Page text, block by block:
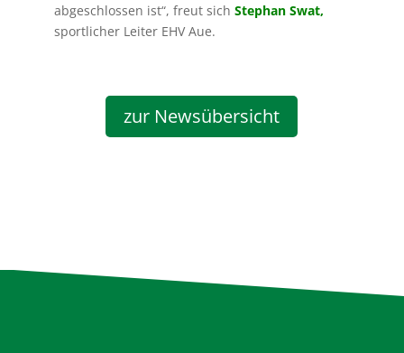
abgeschlossen ist“, freut sich Stephan Swat,
sportlicher Leiter EHV Aue.
zur Newsübersicht